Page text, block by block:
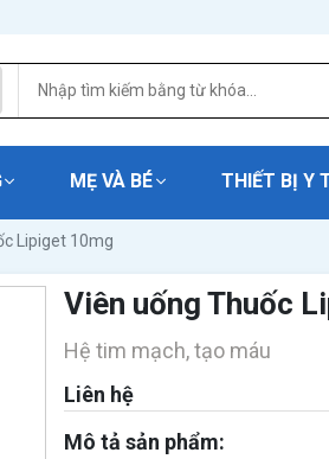
MẸ VÀ BÉ THIẾT BỊ Y
Lipiget 10mg
Viên uống Thuốc
Hệ tim mạch, tạo máu
Liên hệ
Mô tả sản phẩm: